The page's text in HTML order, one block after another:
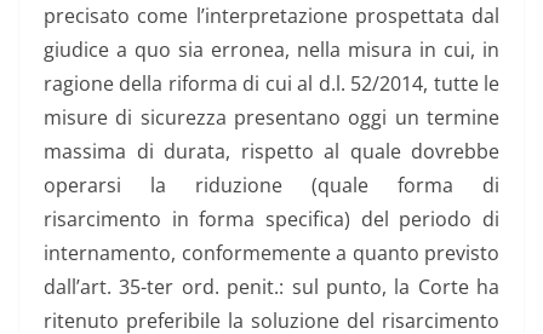
precisato come l’interpretazione prospettata dal
giudice a quo sia erronea, nella misura in cui, in
ragione della riforma di cui al d.l. 52/2014, tutte le
misure di sicurezza presentano oggi un termine
massima di durata, rispetto al quale dovrebbe
operarsi la riduzione (quale forma di
risarcimento in forma specifica) del periodo di
internamento, conformemente a quanto previsto
dall’art. 35-ter ord. penit.: sul punto, la Corte ha
ritenuto preferibile la soluzione del risarcimento